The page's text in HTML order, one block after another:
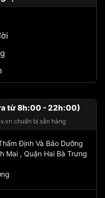
từ 8h:00 - 22h:00)
chuẩn bị sẵn hàng
Định Và Bảo Dưỡng
Mai , Quận Hai Bà Trưng